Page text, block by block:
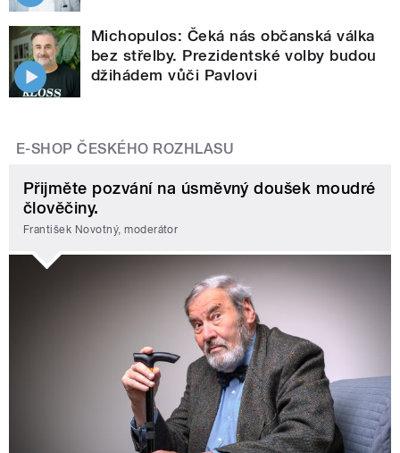
Michopulos: Čeká nás občanská válka
bez střelby. Prezidentské volby budou
džihádem vůči Pavlovi
E-SHOP ČESKÉHO ROZHLASU
Přijměte pozvání na úsměvný doušek moudré
člověčiny.
František Novotný, moderátor